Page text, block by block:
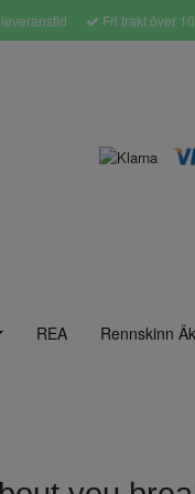
Fri frakt över
REA Rennskinn